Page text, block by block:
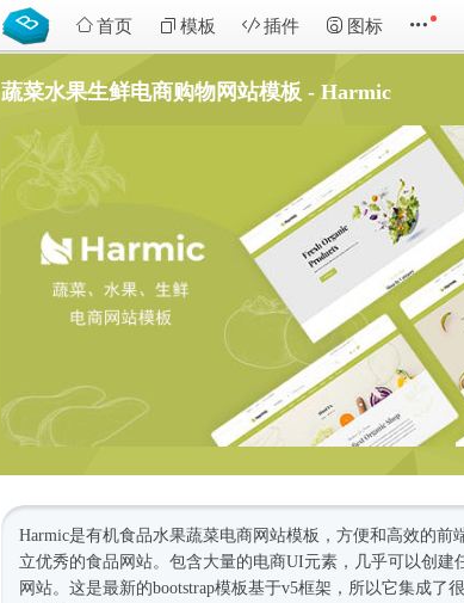
首页 模板 插件 图标
蔬菜水果生鲜电商购物网站模板 - Harmic
Harmic是有机食品水果蔬菜电商网站模板 ，方便和高效的前
立优秀的食品网站。包含大量的电商UI元素，几乎可以创建
网站。这是最新的bootstrap模板基于v5框架，所以它集成了